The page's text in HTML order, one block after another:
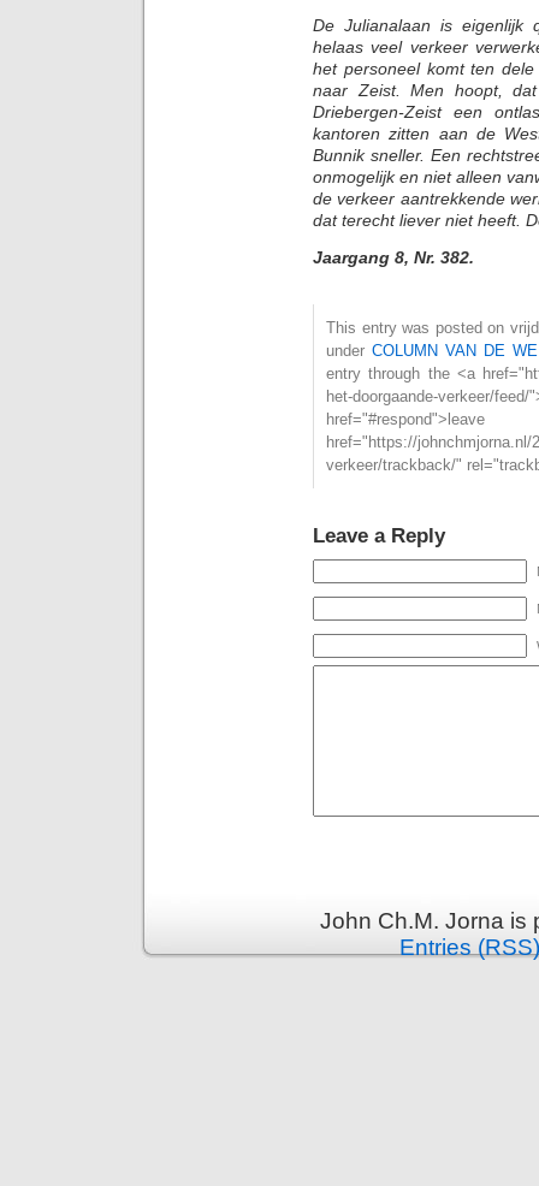
De Julianalaan is eigenlijk
helaas veel verkeer
het personeel komt ten
naar Zeist. Men hoopt,
Driebergen-Zeist een
kantoren zitten aan de
Bunnik sneller. Een
onmogelijk en niet alleen
de verkeer aantrekkende
dat terecht liever niet heeft.
Jaargang 8, Nr. 382.
This entry was posted on
under COLUMN VAN DE
entry through the <a
het-doorgaande-
href="https://johnchmjorna.nl/
verkeer/trackback/"
Leave a Reply
John Ch.M. Jorna
Entries (RSS)